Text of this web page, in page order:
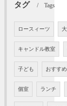
タグ Tags
ロースィーツ
キャンドル教室
子ども おすすめ
個室 ランチ